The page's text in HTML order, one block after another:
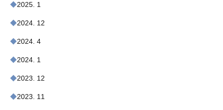
2025. 1
2024. 12
2024. 4
2024. 1
2023. 12
2023. 11